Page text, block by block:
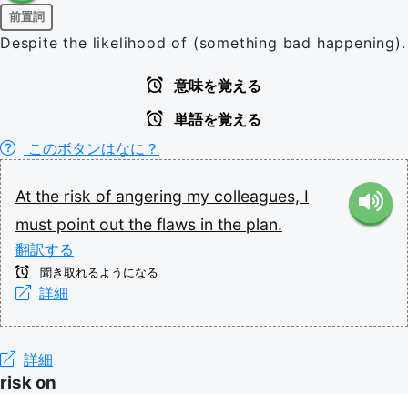
前置詞
Despite the likelihood of (something bad happening).
意味を覚える
単語を覚える
このボタンはなに？
At the risk of angering my colleagues, I
must point out the flaws in the plan.
翻訳する
聞き取れるようになる
詳細
詳細
risk on